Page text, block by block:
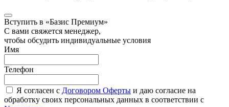
Вступить в «Базис Премиум»
С вами свяжется менеджер,
чтобы обсудить индивидуальные условия
Имя
Телефон
Я согласен с Договором Оферты и даю согласие на
обработку своих персональных данных в соответствии с